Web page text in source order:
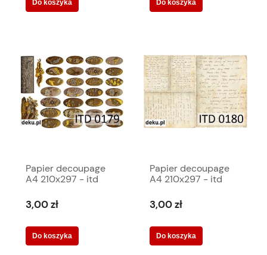
Do koszyka Do koszyka
Papier decoupage
A4 210x297 - itd
3,00 zł
Do koszyka
Papier decoupage
A4 210x297 - itd
3,00 zł
Do koszyka